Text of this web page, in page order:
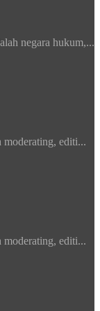
negara hukum,...
moderating, editi...
moderating, editi...